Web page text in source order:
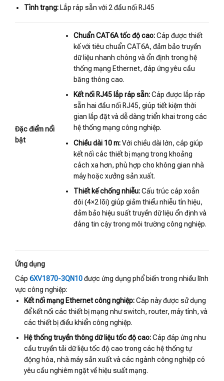
Tình trạng:Lắp ráp sẵn với 2 đầu nối RJ45
Đặc điểm nổi
bật
Chuẩn CAT6A tốc độ cao:Cáp được thiết
kế với tiêu chuẩn CAT6A, đảm bảo truyền
dữ liệu nhanh chóng và ổn định trong hệ
thống mạng Ethernet, đáp ứng yêu cầu
băng thông cao.
Kết nối RJ45 lắp ráp sẵn:Cáp được lắp ráp
sẵn hai đầu nối RJ45, giúp tiết kiệm thời
gian lắp đặt và dễ dàng triển khai trong các
hệ thống mạng công nghiệp.
Chiều dài 10 m:Với chiều dài lớn, cáp giúp
kết nối các thiết bị mạng trong khoảng
cách xa hơn, phù hợp cho không gian nhà
máy hoặc xưởng sản xuất.
Thiết kế chống nhiễu:Cấu trúc cáp xoắn
đôi (4×2 lõi) giúp giảm thiểu nhiễu tín hiệu,
đảm bảo hiệu suất truyền dữ liệu ổn định và
đáng tin cậy trong môi trường công nghiệp.
Ứng dụng
Cáp 6XV1870-3QN10được ứng dụng phổ biến trong nhiều lĩnh
vực công nghiệp:
Kết nối mạng Ethernet công nghiệp:Cáp này được sử dụng
để kết nối các thiết bị mạng như switch, router, máy tính, và
các thiết bị điều khiển công nghiệp.
Hệ thống truyền thông dữ liệu tốc độ cao:Cáp đáp ứng nhu
cầu truyền tải dữ liệu tốc độ cao trong các hệ thống tự
động hóa, nhà máy sản xuất và các ngành công nghiệp có
yêu cầu nghiêm ngặt về hiệu suất mạng.